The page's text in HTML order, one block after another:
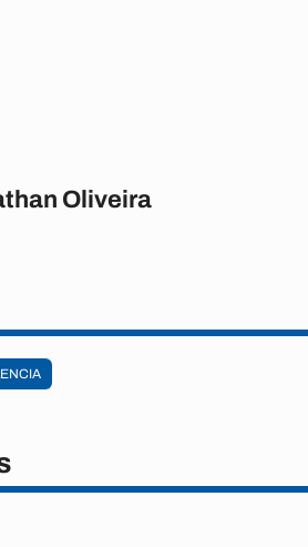
Oliveira